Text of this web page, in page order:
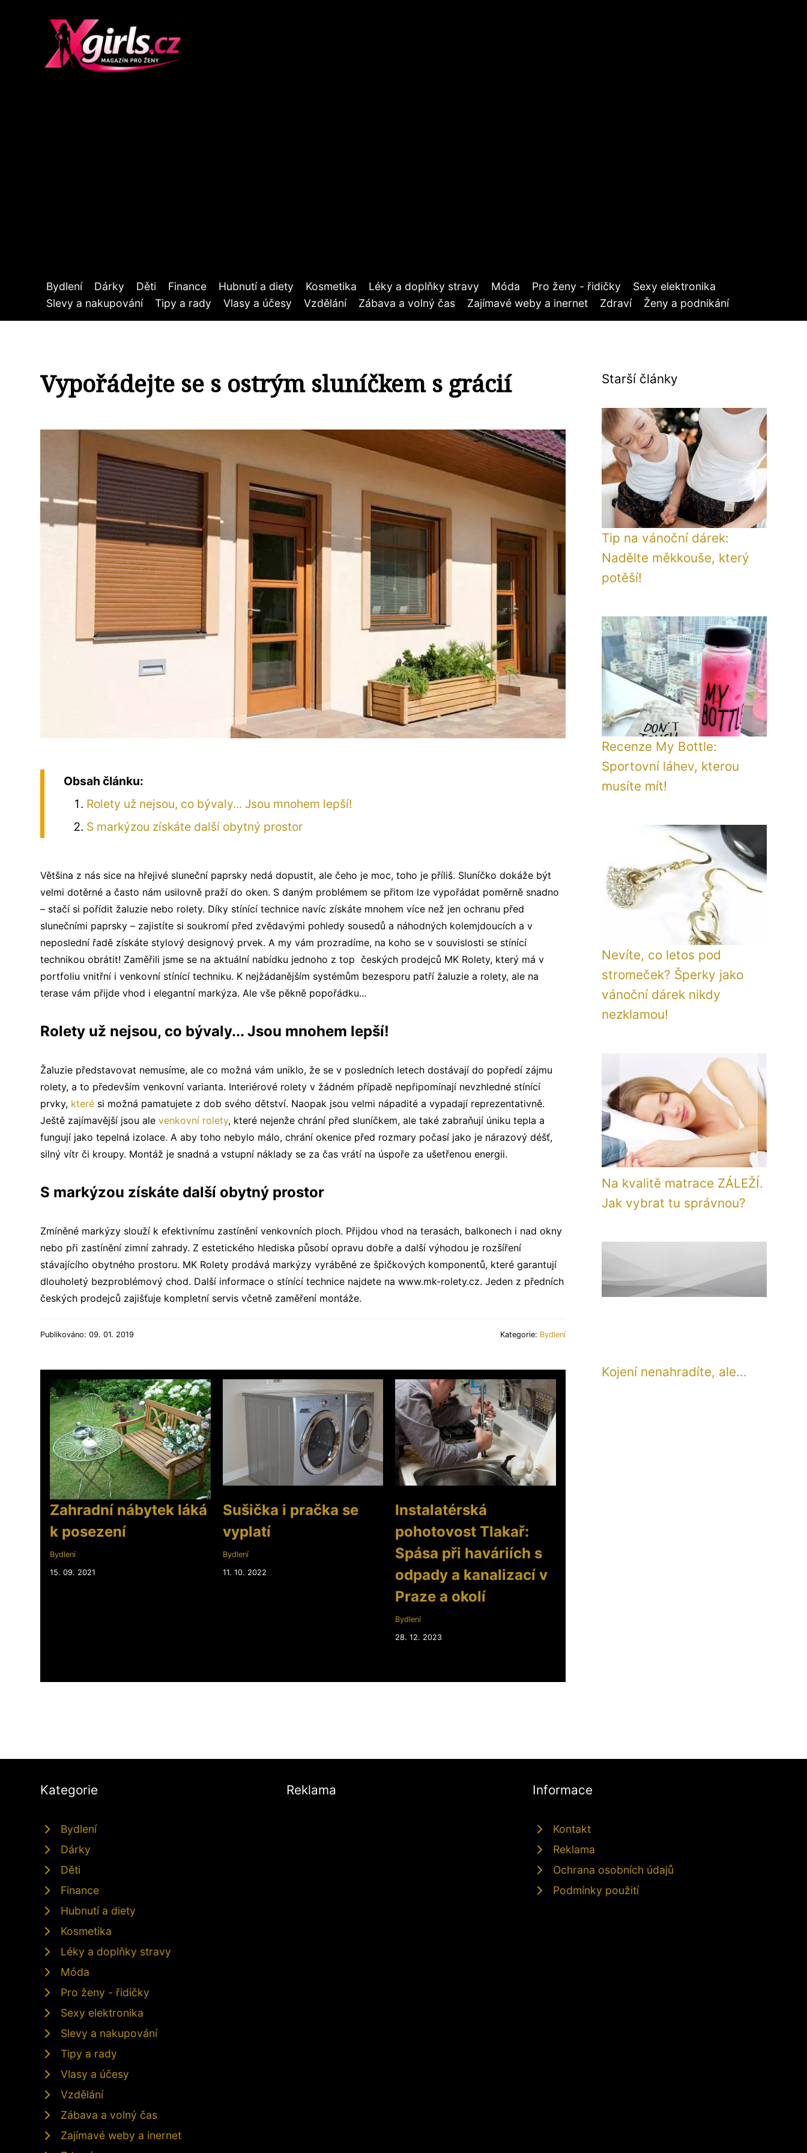
Bydlení Dárky Děti Finance Hubnutí a diety Kosmetika Léky a doplňky stravy Móda Pro ženy - řidičky
Sexy elektronika
Slevy a nakupování
Tipy a rady Vlasy a účesy Vzdělání Zábava a volný čas Zajímavé weby a inernet Zdraví Ženy a podnikání
Vypořádejte se s ostrým sluníčkem s grácií
Obsah článku:
Rolety už nejsou, co bývaly... Jsou mnohem lepší!
S markýzou získáte další obytný prostor
Většina z nás sice na hřejivé sluneční paprsky nedá dopustit, ale čeho je moc, toho je příliš. Sluníčko dokáže být
velmi dotěrné a často nám usilovně praží do oken. S daným problémem se přitom lze vypořádat poměrně snadno
– stačí si pořídit žaluzie nebo rolety. Díky stínící technice navíc získáte mnohem více než jen ochranu před
slunečními paprsky – zajistíte si soukromí před zvědavými pohledy sousedů a náhodných kolemjdoucích a v
neposlední řadě získáte stylový designový prvek. A my vám prozradíme, na koho se v souvislosti se stínící
technikou obrátit! Zaměřili jsme se na aktuální nabídku jednoho z top českých prodejců MK Rolety, který má v
portfoliu vnitřní i venkovní stínící techniku. K nejžádanějším systémům bezesporu patří žaluzie a rolety, ale na
terase vám přijde vhod i elegantní markýza. Ale vše pěkně popořádku...
Rolety už nejsou, co bývaly... Jsou mnohem lepší!
Žaluzie představovat nemusíme, ale co možná vám uniklo, že se v posledních letech dostávají do popředí zájmu
rolety, a to především venkovní varianta. Interiérové rolety v žádném případě nepřipomínají nevzhledné stínící
prvky, které si možná pamatujete z dob svého dětství. Naopak jsou velmi nápadité a vypadají reprezentativně.
Ještě zajímavější jsou ale venkovní rolety, které nejenže chrání před sluníčkem, ale také zabraňují úniku tepla a
fungují jako tepelná izolace. A aby toho nebylo málo, chrání okenice před rozmary počasí jako je nárazový déšť,
silný vítr či kroupy. Montáž je snadná a vstupní náklady se za čas vrátí na úspoře za ušetřenou energii.
S markýzou získáte další obytný prostor
Zmíněné markýzy slouží k efektivnímu zastínění venkovních ploch. Přijdou vhod na terasách, balkonech i nad okny
nebo při zastínění zimní zahrady. Z estetického hlediska působí opravu dobře a další výhodou je rozšíření
stávajícího obytného prostoru. MK Rolety prodává markýzy vyráběné ze špičkových komponentů, které garantují
dlouholetý bezproblémový chod. Další informace o stínící technice najdete na www.mk-rolety.cz. Jeden z předních
českých prodejců zajišťuje kompletní servis včetně zaměření montáže.
Publikováno: 09. 01. 2019 Kategorie: Bydlení
Zahradní nábytek láká
k posezení
Bydlení
15. 09. 2021
Sušička i pračka se
vyplatí
Bydlení
11. 10. 2022
Instalatérská
pohotovost Tlakař:
Spása při haváriích s
odpady a kanalizací v
Praze a okolí
Bydlení
28. 12. 2023
Starší články
Tip na vánoční dárek:
Nadělte měkkouše, který
potěší!
Recenze My Bottle:
Sportovní láhev, kterou
musíte mít!
Nevíte, co letos pod
stromeček? Šperky jako
vánoční dárek nikdy
nezklamou!
Na kvalitě matrace ZÁLEŽÍ.
Jak vybrat tu správnou?
Kojení nenahradíte, ale...
Kategorie
Bydlení
Dárky
Děti
Finance
Hubnutí a diety
Kosmetika
Léky a doplňky stravy
Móda
Pro ženy - řidičky
Sexy elektronika
Slevy a nakupování
Tipy a rady
Vlasy a účesy
Vzdělání
Zábava a volný čas
Zajímavé weby a inernet
Reklama Informace
Kontakt
Reklama
Ochrana osobních údajů
Podmínky použití